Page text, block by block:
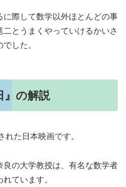
際して数学以外ほとんどの事
とうまくやっていけるかいさ
した。
』の解説
れた日本映画です。
良の大学教授は、有名な数学者
ています。